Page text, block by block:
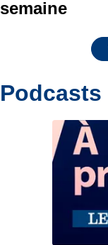
semaine
Podcasts